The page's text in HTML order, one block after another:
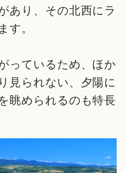
あり、その北西にラ
す。
っているため、ほか
見られない、夕陽に
眺められるのも特長